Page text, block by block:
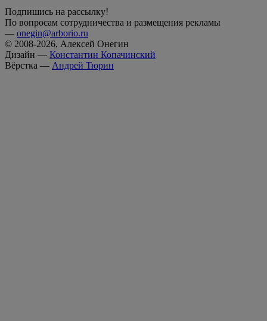
Подпишись на рассылку!
По вопросам сотрудничества и размещения рекламы
— onegin@arborio.ru
© 2008-2026, Алексей Онегин
Дизайн — Константин Копачинский
Вёрстка — Андрей Тюрин